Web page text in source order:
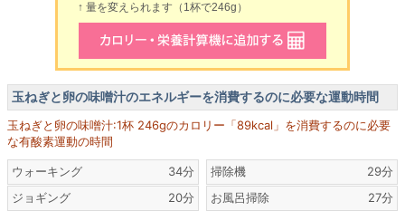
↑ 量を変えられます（1杯で246g）
玉ねぎと卵の味噌汁のエネルギーを消費するのに必要な運動時間
玉ねぎと卵の味噌汁:1杯 246gのカロリー「89kcal」を消費するのに必要
な有酸素運動の時間
ウォーキング
34分
ジョギング
20分
掃除機
29分
お風呂掃除
27分